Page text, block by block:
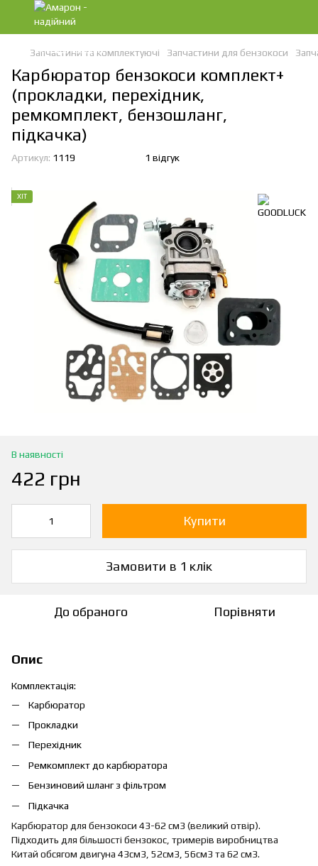
Запчастини та комплектуючі Запчастини для бензокоси
Карбюратор бензокоси комплект+
(прокладки, перехідник,
ремкомплект, бензошланг,
підкачка)
Артикул: 1119 1 відгук
ХІТ
В наявності
422 грн
Купити
Замовити в 1 клік
До обраного Порівняти
Опис
Комплектація:
Карбюратор
Прокладки
Перехідник
Ремкомплект до карбюратора
Бензиновий шланг з фільтром
Підкачка
Карбюратор для бензокоси 43-62 см3 (великий отвір).
Підходить для більшості бензокос, тримерів виробництва
Китай обсягом двигуна 43см3, 52см3, 56см3 та 62 см3.